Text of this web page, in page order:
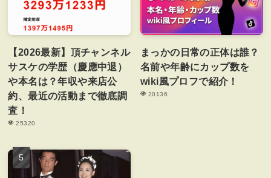
【2026最新】頂チャンネル
サスケの学歴（慶應中退）
や本名は？年収や来店公
約、最近の活動まで徹底調
査！
25320
まっかの日常の正体は誰？
名前や年齢にカップ数を
wiki風プロフで紹介！
20136